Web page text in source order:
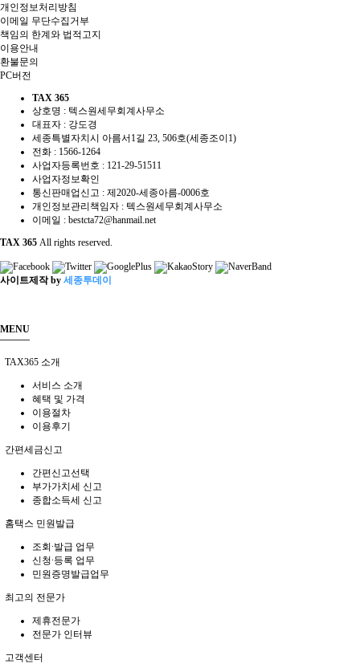
개인정보처리방침
이메일 무단수집거부
책임의 한계와 법적고지
이용안내
환불문의
PC버전
TAX 365
상호명 : 텍스원세무회계사무소
대표자 : 강도경
세종특별자치시 아름서1길 23, 506호(세종조이1)
전화 : 1566-1264
사업자등록번호 : 121-29-51511
사업자정보확인
통신판매업신고 : 제2020-세종아름-0006호
개인정보관리책임자 : 텍스원세무회계사무소
이메일 : bestcta72@hanmail.net
TAX 365 All rights reserved.
사이트제작 by 세종투데이
MENU
TAX365 소개
서비스 소개
혜택 및 가격
이용절차
이용후기
간편세금신고
간편신고선택
부가가치세 신고
종합소득세 신고
홈택스 민원발급
조회∙발급 업무
신청∙등록 업무
민원증명발급업무
최고의 전문가
제휴전문가
전문가 인터뷰
고객센터